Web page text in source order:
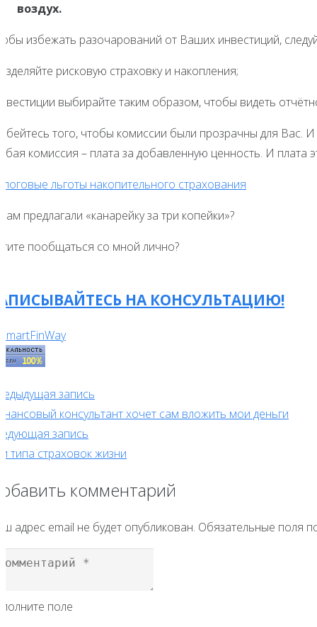
воздух.
избежать разочарований от Ваших инвестиций,
рисковую страховку и накопления;
выбирайте таким образом, чтобы видеть
того, чтобы комиссии были прозрачны для Вас.
комиссия – плата за добавленную ценность. И плата
льготы накопительного страхования
предлагали «канарейку за три копейки»?
пообщаться со мной лично?
НА КОНСУЛЬТАЦИЮ!
запись
консультант хочет сам вложить мои деньги
запись
типа страховок жизни
комментарий
адрес email не будет опубликован. Обязательные поля
поле